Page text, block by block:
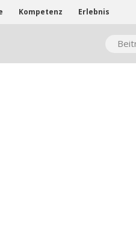
Kompetenz Erlebnis